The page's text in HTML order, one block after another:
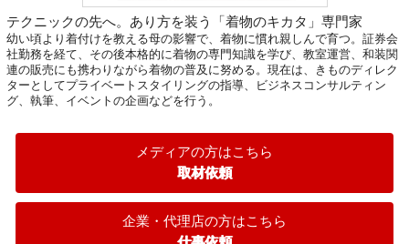
テクニックの先へ。あり方を装う「着物のキカタ」専門家
幼い頃より着付けを教える母の影響で、着物に慣れ親しんで育つ。証券会
社勤務を経て、その後本格的に着物の専門知識を学び、教室運営、和装関
連の販売にも携わりながら着物の普及に努める。現在は、きものディレク
ターとしてプライベートスタイリングの指導、ビジネスコンサルティン
グ、執筆、イベントの企画などを行う。
メディアの方はこちら
取材依頼
企業・代理店の方はこちら